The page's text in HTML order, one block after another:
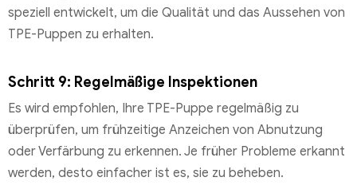
speziell entwickelt, um die Qualität und das Aussehen von
TPE-Puppen zu erhalten.
Schritt 9: Regelmäßige Inspektionen
Es wird empfohlen, Ihre TPE-Puppe regelmäßig zu
überprüfen, um frühzeitige Anzeichen von Abnutzung
oder Verfärbung zu erkennen. Je früher Probleme erkannt
werden, desto einfacher ist es, sie zu beheben.